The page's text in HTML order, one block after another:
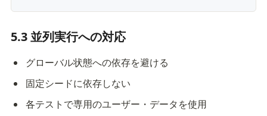
5.3 並列実行への対応
グローバル状態への依存を避ける
固定シードに依存しない
各テストで専用のユーザー・データを使用